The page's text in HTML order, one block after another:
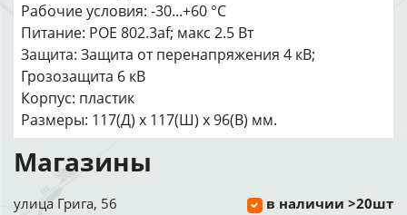
Рабочие условия: -30...+60 °C
Питание: POE 802.3af; макс 2.5 Вт
Защита: Защита от перенапряжения 4 кВ;
Грозозащита 6 кВ
Корпус: пластик
Размеры: 117(Д) х 117(Ш) х 96(В) мм.
Магазины
улица Грига, 56 в наличии >20шт